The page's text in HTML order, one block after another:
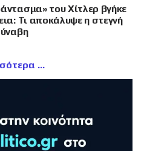
του Χίτλερ βγήκε
Τι αποκάλυψε η στεγνή